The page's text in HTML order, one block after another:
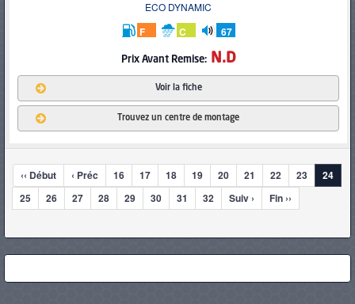
ECO DYNAMIC
F C
67
Prix Avant Remise:N.D
Voir la fiche
Trouvez un centre de montage
‹‹ Début ‹ Préc 16 17 18 19 20 21 22 23
24
25
26 27 28 29 30 31 32 Suiv › Fin ››